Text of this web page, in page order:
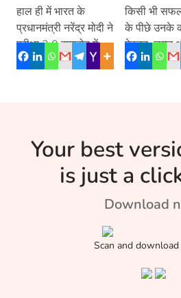
हाल ही में भारत के
प्रधानमंत्री नरेंद्र मोदी ने
परीक्षा 2.0 समारोह में
अनुशासन के बारे में कहा
खिलाड़ी
किसी भी
के पीछे उनके
मेहनत, लगन
होता है। कोच
है। इस लेख में
ऐसे ही कुछ
में जिन्होंने देश
Your best
is just a
Download
Scan and